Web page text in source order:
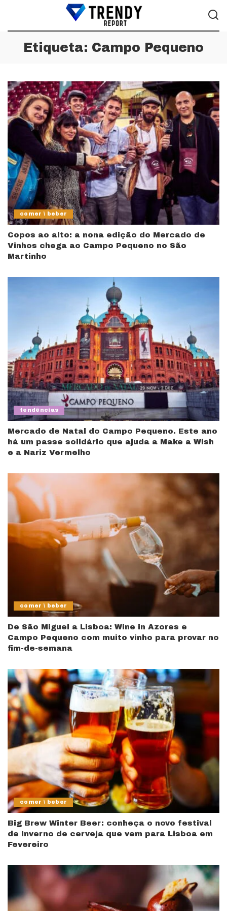
Etiqueta: Campo Pequeno
comer \ beber
Copos ao alto: a nona edição do Mercado de
Vinhos chega ao Campo Pequeno no São
Martinho
tendências
Mercado de Natal do Campo Pequeno. Este ano
há um passe solidário que ajuda a Make a Wish
e a Nariz Vermelho
comer \ beber
De São Miguel a Lisboa: Wine in Azores e
Campo Pequeno com muito vinho para provar no
fim-de-semana
comer \ beber
Big Brew Winter Beer: conheça o novo festival
de Inverno de cerveja que vem para Lisboa em
Fevereiro